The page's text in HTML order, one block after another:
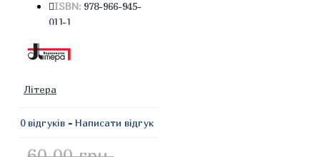
ISBN: 978-966-945-
011-1
Літера
0 відгуків - Написати відгук